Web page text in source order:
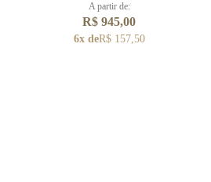
A partir de:
R$ 945,00
6x deR$ 157,50